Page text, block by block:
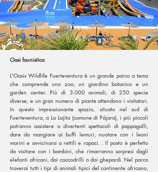
Oasi faunistica
L'Oasis Wildlife Fuerteventura è un grande parco a tema
che comprende uno zoo, un giardino botanico e un
garden center. Più di 3.000 animali, di 250 specie
diverse, e un gran numero di piante attendono i visitatori.
In questo impressionante spazio, situato nel sud di
Fuerteventura, a La Lajita (comune di Pájara), i più piccoli
potranno assistere a divertenti spettacoli di pappagalli,
dare da mangiare ai buffi lemuri, nuotare con i leoni
marini e avvicinarsi a rettili e rapaci. . Il posto è perfetto
da visitare con i bambini, che rimarranno sorpresi dagli
elefanti africani, dai coccodrilli o dai ghepardi. Nel parco
troverai tutti i tipi di animali tipici del continente africano,